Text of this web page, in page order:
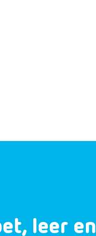
leer en